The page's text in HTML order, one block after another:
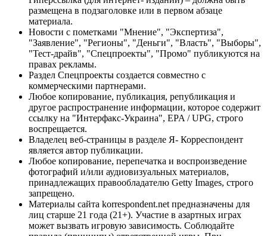
размещена в подзаголовке или в первом абзаце
материала.
Новости с пометками "Мнение", "Экспертиза",
"Заявление", "Регионы", "Деньги", "Власть", "Выборы",
"Тест-драйв", "Спецпроекты", "Промо" публикуются на
правах рекламы.
Раздел Спецпроекты создается совместно с
коммерческими партнерами.
Любое копирование, публикация, републикация и
другое распространение информации, которое содержит
ссылку на "Интерфакс-Украина", EPA / UPG, строго
воспрещается.
Владелец веб-страницы в разделе Я- Корреспондент
является автор публикации.
Любое копирование, перепечатка и воспроизведение
фотографий и/или аудиовизуальных материалов,
принадлежащих правообладателю Getty Images, строго
запрещено.
Материалы сайта korrespondent.net предназначены для
лиц старше 21 года (21+). Участие в азартных играх
может вызвать игровую зависимость. Соблюдайте